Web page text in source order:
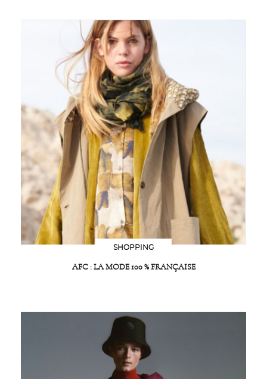
SHOPPING
AFC : LA MODE 100 % FRANÇAISE